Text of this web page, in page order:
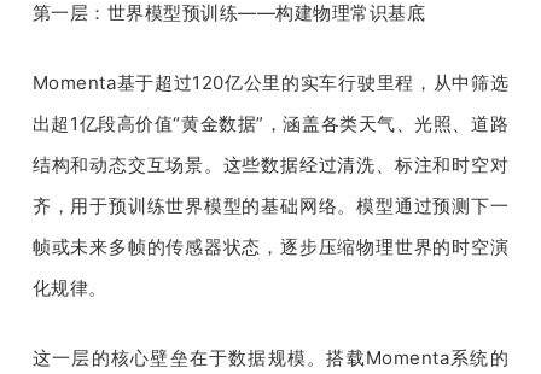
第一层：世界模型预训练——构建物理常识基底
Momenta基于超过120亿公里的实车行驶里程，从中筛选
出超1亿段高价值“黄金数据”，涵盖各类天气、光照、道路
结构和动态交互场景。这些数据经过清洗、标注和时空对
齐，用于预训练世界模型的基础网络。模型通过预测下一
帧或未来多帧的传感器状态，逐步压缩物理世界的时空演
化规律。
这一层的核心壁垒在于数据规模。搭载Momenta系统的